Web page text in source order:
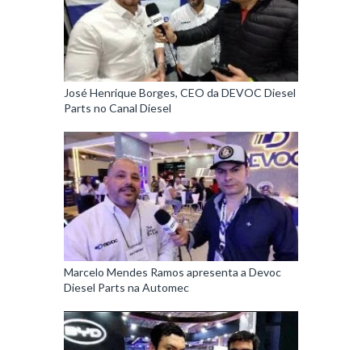
José Henrique Borges, CEO da DEVOC Diesel
Parts no Canal Diesel
Marcelo Mendes Ramos apresenta a Devoc
Diesel Parts na Automec